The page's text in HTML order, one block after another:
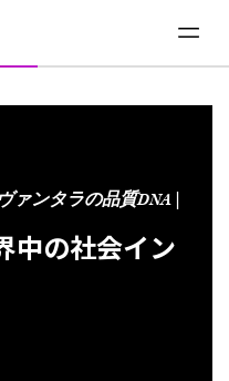
ァンタラの品質DNA |
中の社会イン